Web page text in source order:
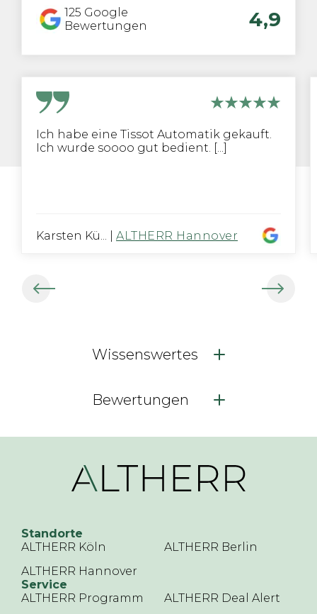
125 Google
Bewertungen
4,9
Ich habe eine Tissot Automatik gekauft.
Ich wurde soooo gut bedient. [...]
Karsten Kü... ALTHERR Hannover
Wissenswertes
Bewertungen
Standorte
ALTHERR Köln
ALTHERR Berlin
ALTHERR Hannover
Service
ALTHERR Programm
ALTHERR Deal Alert